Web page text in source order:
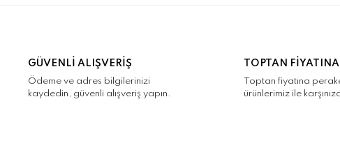
GÜVENLİ ALIŞVERİŞ
Ödeme ve adres bilgilerinizi
kaydedin, güvenli alışveriş yapın.
TOPTAN FİYATINA
Toptan fiyatına
ürünlerimiz ile